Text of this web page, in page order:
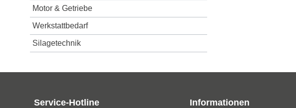
Motor & Getriebe
Werkstattbedarf
Silagetechnik
Service-Hotline Informationen